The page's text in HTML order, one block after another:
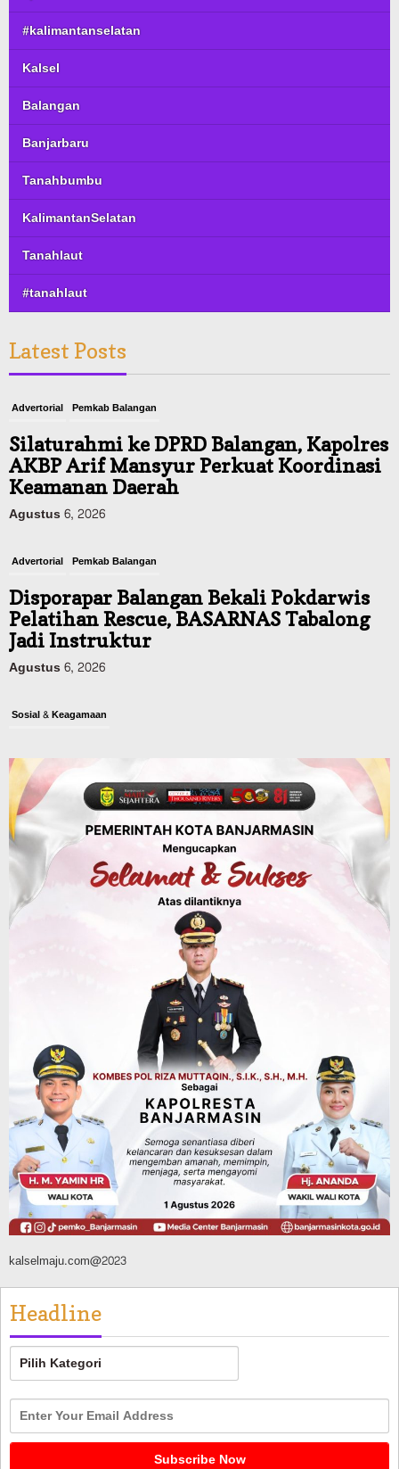
#kalimantanselatan
Kalsel
Balangan
Banjarbaru
Tanahbumbu
KalimantanSelatan
Tanahlaut
#tanahlaut
Latest Posts
Advertorial Pemkab Balangan
Silaturahmi ke DPRD Balangan, Kapolres
AKBP Arif Mansyur Perkuat Koordinasi
Keamanan Daerah
Agustus 6, 2026
Advertorial Pemkab Balangan
Disporapar Balangan Bekali Pokdarwis
Pelatihan Rescue, BASARNAS Tabalong
Jadi Instruktur
Agustus 6, 2026
Sosial & Keagamaan
Didampingi DP3A Banjarmasin,
Sebagian Ternyata Pernah Jadi Korban
Agustus 6, 2026
Dinas PUPR Kalsel Pembangunan
Tindak Lanjut Pascakecelakaan Maut,
Pemerintah Janji Tingkatkan Fasilitas
Keselamatan Jalan Alternatif
Banjarbaru–Batulicin
Operasi Sikat Intan 2026 Berakhir, Polda
Kalsel Amankan Ribuan Miras Hingga
Beberapa Tuak
Agustus 7, 2026
kalselmaju.com@2023
Headline
Headline